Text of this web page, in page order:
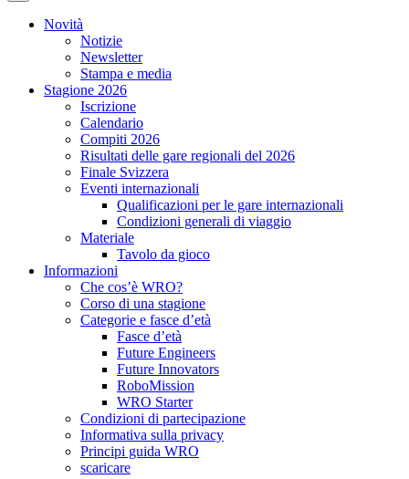
Novità
Notizie
Newsletter
Stampa e media
Stagione 2026
Iscrizione
Calendario
Compiti 2026
Risultati delle gare regionali del 2026
Finale Svizzera
Eventi internazionali
Qualificazioni per le gare internazionali
Condizioni generali di viaggio
Materiale
Tavolo da gioco
Informazioni
Che cos’è WRO?
Corso di una stagione
Categorie e fasce d’età
Fasce d’età
Future Engineers
Future Innovators
RoboMission
WRO Starter
Condizioni di partecipazione
Informativa sulla privacy
Principi guida WRO
scaricare